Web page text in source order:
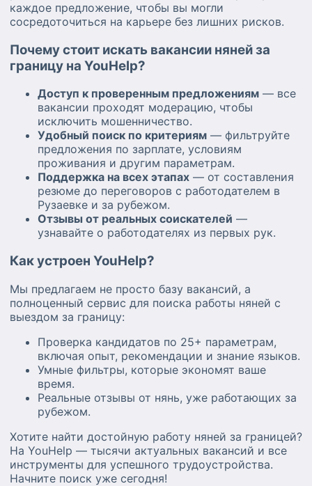
каждое предложение, чтобы вы могли
сосредоточиться на карьере без лишних рисков.
Почему стоит искать вакансии няней за
границу на YouHelp?
Доступ к проверенным предложениям — все
вакансии проходят модерацию, чтобы
исключить мошенничество.
Удобный поиск по критериям — фильтруйте
предложения по зарплате, условиям
проживания и другим параметрам.
Поддержка на всех этапах — от составления
резюме до переговоров с работодателем в
Рузаевке и за рубежом.
Отзывы от реальных соискателей —
узнавайте о работодателях из первых рук.
Как устроен YouHelp?
Мы предлагаем не просто базу вакансий, а
полноценный сервис для поиска работы няней с
выездом за границу:
Проверка кандидатов по 25+ параметрам,
включая опыт, рекомендации и знание языков.
Умные фильтры, которые экономят ваше
время.
Реальные отзывы от нянь, уже работающих за
рубежом.
Хотите найти достойную работу няней за границей?
На YouHelp — тысячи актуальных вакансий и все
инструменты для успешного трудоустройства.
Начните поиск уже сегодня!